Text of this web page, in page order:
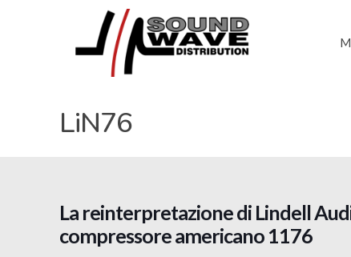
LiN76
La reinterpretazione di Lindell
compressore americano 1176